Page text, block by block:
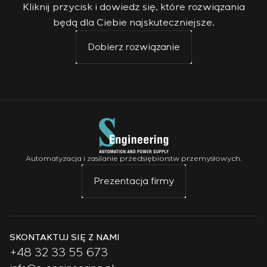
Kliknij przycisk i dowiedz się, które rozwiązania
będą dla Ciebie najskuteczniejsze.
Dobierz rozwiązanie
Automatyzacja i zasilanie przedsiębiorstw przemysłowych.
Prezentacja firmy
SKONTAKTUJ SIĘ Z NAMI
+48 32 33 55 673